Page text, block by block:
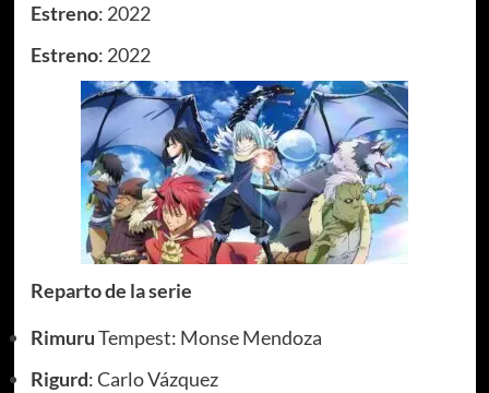
Estreno: 2022
Estreno: 2022
Reparto de la serie
RimuruTempest: Monse Mendoza
Rigurd: Carlo Vázquez